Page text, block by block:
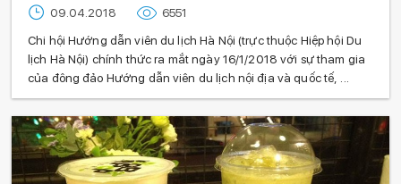
09.04.2018
6551
Chi hội Hướng dẫn viên du lịch Hà Nội (trực thuộc Hiệp hội Du
lịch Hà Nội) chính thức ra mắt ngày 16/1/2018 với sự tham gia
của đông đảo Hướng dẫn viên du lịch nội địa và quốc tế, ...